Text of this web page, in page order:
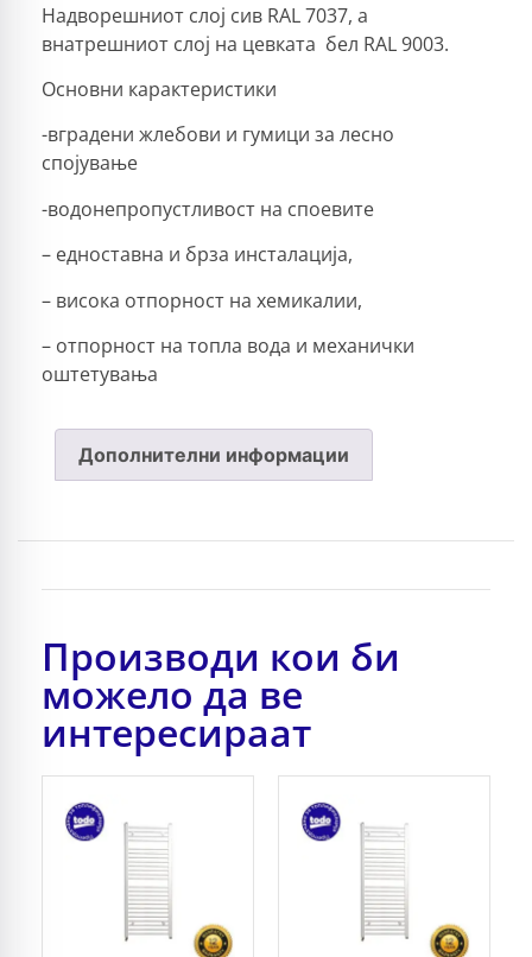
Надворешниот слој сив RAL 7037, а
внатрешниот слој на цевката бел RAL 9003.
Основни карактеристики
-вградени жлебови и гумици за лесно
спојување
-водонепропустливост на споевите
– едноставна и брза инсталација,
– висока отпорност на хемикалии,
– отпорност на топла вода и механички
оштетувања
Дополнителни информации
Производи кои би
можело да ве
интересираат